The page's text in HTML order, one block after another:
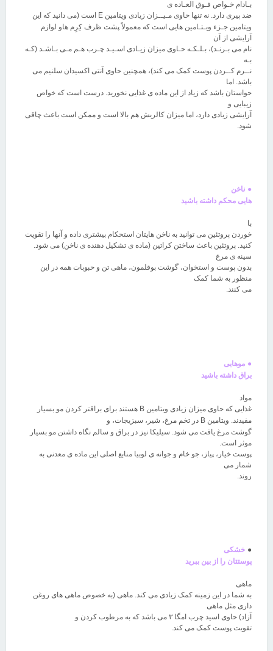
بـادام خـواص فـوق العـاده ی
ضد پیری دارد. نه تنها حاوی مـیــزان زیادی ویتامین
است (می دانید که این
ویتامین جـزء ویـتـامین هایی است که معمولاً پشت ظرف کِرِم هاو لوازم
آرایشی از آن
نام می بـرنـد)، بـلـکـه حـاوی میزان زیـادی اسـیـد چـرب هـم مـی بـاشـد (کـه
بـه
نــرم کــردن پوست کمک می کند)، همچنین حاوی آنتی اکسیدان سلنیم می
باشد. اما
حواستان باشد که زیاد از این ماده ی غذایی نخورید. درست است که خواص
زیبایی و
آرایشی زیادی دارد، اما میزان کالریش هم بالا است و ممکن است باعث چاقی
شود
● ناخن
هایی محکم داشته باشید
با
خوردن پروتئین می توانید به ناخن هایتان استحکام بیشتری داده و آنها را تقویت
کنید. پروتئین باعث ساختن کراتین (ماده ی تشکیل دهنده ی ناخن) می شود.
سینه ی مرغ
بدون پوست و استخوان، گوشت بوقلمون، ماهی تن و حبوبات همه در این
منظور به شما کمک
می کنند
● موهایی
براق داشته باشید
مواد
غذایی که حاوی میزان زیادی ویتامین
هستند برای براقتر کردن مو بسیار
مفیدند. ویتامین
در تخم مرغ، شیر، سبزیجات، و
گوشت مرغ یافت می شود. سیلیکا نیز در براق و سالم نگاه داشتن مو بسیار
موثر است.
پوست خیار، پیاز، جو خام و جوانه ی لوبیا منابع اصلی این ماده ی معدنی به
شمار می
روند
● خشکی
پوستتان را از بین ببرید
ماهی
به شما در این زمینه کمک زیادی می کند. ماهی (به خصوص ماهی های روغن
داری مثل ماهی
آزاد) حاوی اسید چرب امگا ۳ می باشد که به مرطوب کردن و
تقویت پوست کمک می کند